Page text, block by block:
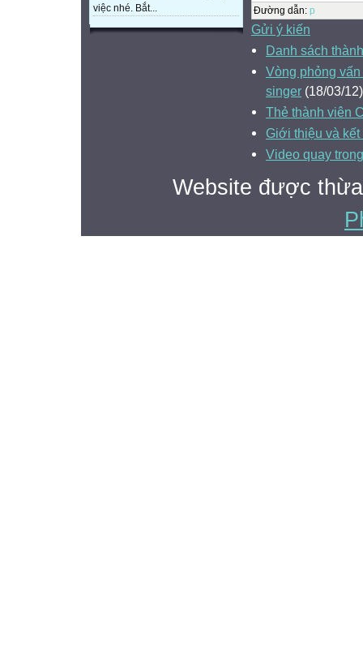
việc nhé. Bắt...
Đường dẫn: p
Gửi ý kiến
Danh sách
Vòng phỏng
singer (18/03/12)
Thẻ thành viên
Giới thiệu và
Video quay
Website được